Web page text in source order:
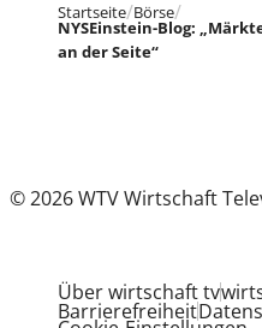
Startseite Börse
NYSEinstein-Blog:
an der Seite“
© 2026 WTV Wirtschaft
Über wirtschaft tv
Barrierefreiheit